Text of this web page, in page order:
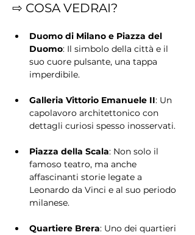
⇨ COSA VEDRAI?
Duomo di Milano e Piazza del
Duomo: Il simbolo della città e il
suo cuore pulsante, una tappa
imperdibile.
Galleria Vittorio Emanuele II: Un
capolavoro architettonico con
dettagli curiosi spesso inosservati.
Piazza della Scala: Non solo il
famoso teatro, ma anche
affascinanti storie legate a
Leonardo da Vinci e al suo periodo
milanese.
Quartiere Brera: Uno dei quartieri